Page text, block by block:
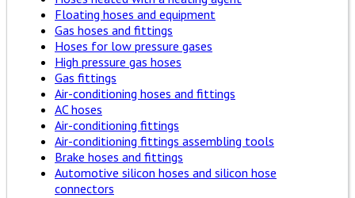
Floating hoses and equipment
Gas hoses and fittings
Hoses for low pressure gases
High pressure gas hoses
Gas fittings
Air-conditioning hoses and fittings
AC hoses
Air-conditioning fittings
Air-conditioning fittings assembling tools
Brake hoses and fittings
Automotive silicon hoses and silicon hose
connectors